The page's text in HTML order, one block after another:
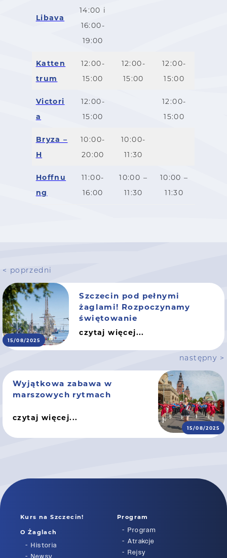
Libava
14:00 i
16:00-
19:00
Katten
trum
12:00-
15:00
12:00-
15:00
12:00-
15:00
Victori
a
12:00-
15:00
12:00-
15:00
Bryza –
H
10:00-
20:00
10:00-
11:30
Hoffnu
ng
11:00-
16:00
10:00 –
11:30
10:00 –
11:30
< poprzedni
15/08/2025
Szczecin pod pełnymi
żaglami! Rozpoczynamy
świętowanie
czytaj więcej...
następny >
15/08/2025
Wyjątkowa zabawa w
marszowych rytmach
czytaj więcej...
Kurs na Szczecin!
O Żaglach
Historia
Newsy
Program
Program
Atrakcje
Rejsy